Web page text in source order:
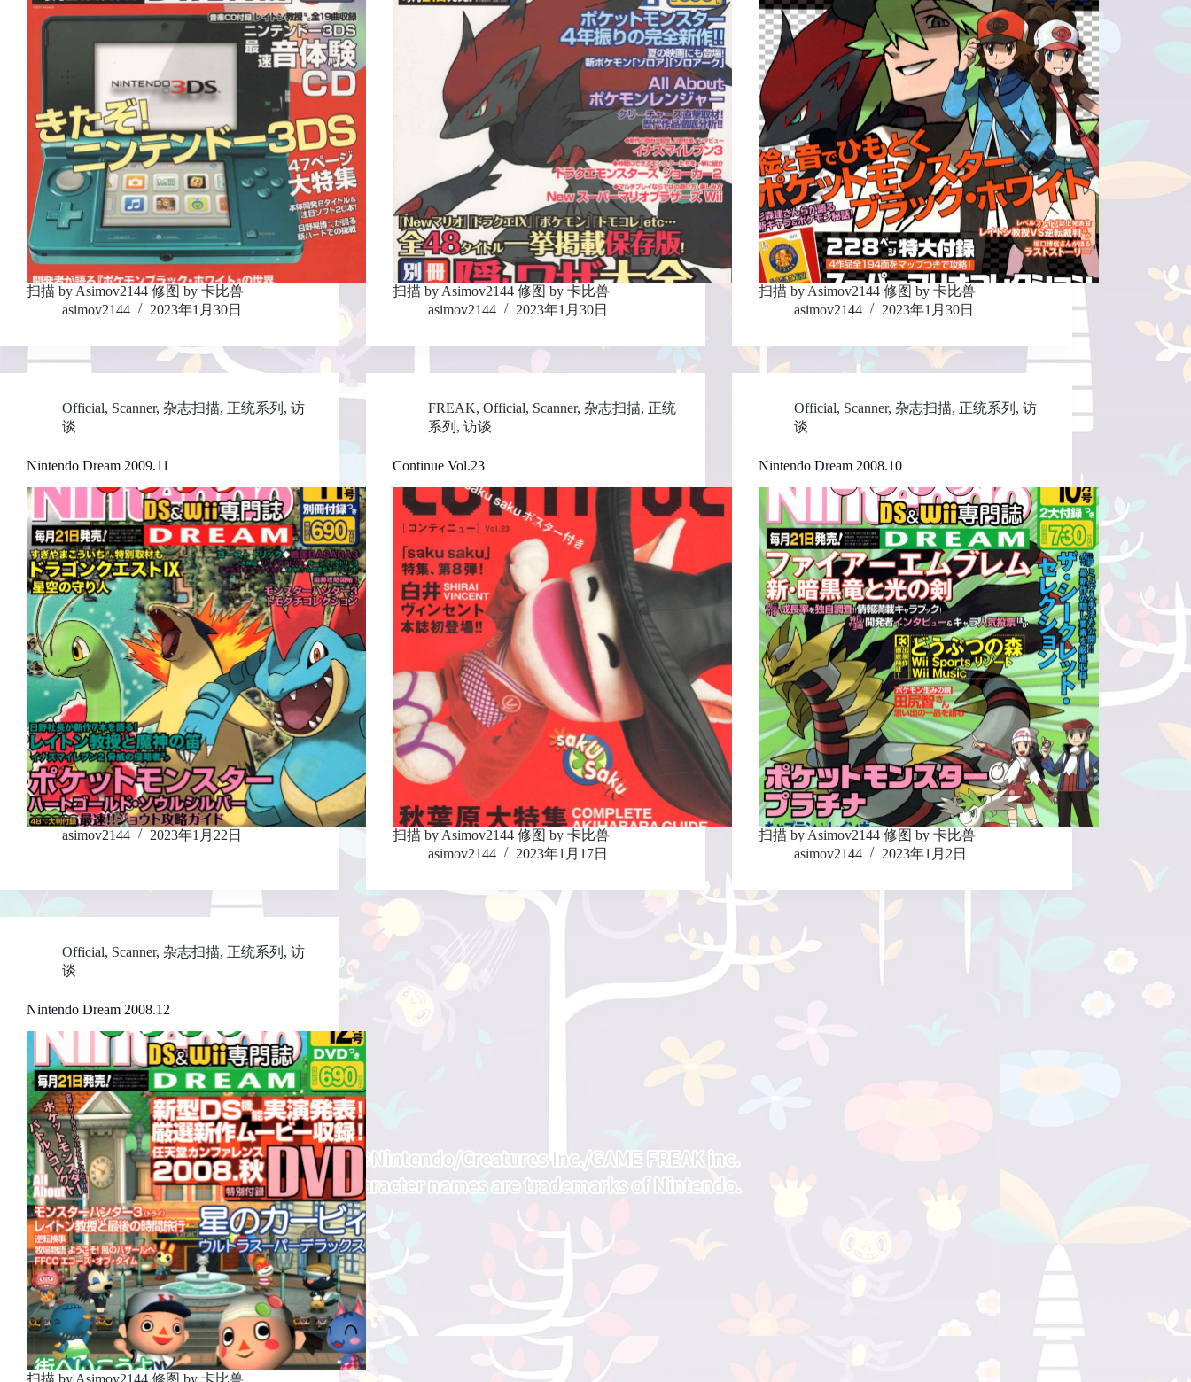
扫描 by Asimov2144 修图 by 卡比兽
asimov2144
2023年1月30日
扫描 by Asimov2144 修图 by 卡比兽
asimov2144
2023年1月30日
扫描 by Asimov2144 修图 by 卡比兽
asimov2144
2023年1月30日
Official, Scanner, 杂志扫描, 正统系列 , 访
谈
Nintendo Dream 2009.11
asimov2144 2023年1月22日
FREAK,Official, Scanner,杂志扫描, 正统
系列 ,访谈
Continue Vol.23
扫描 by Asimov2144 修图 by 卡比兽
asimov2144
2023年1月17日
Official, Scanner,杂志扫描, 正统系列 ,访
谈
Nintendo Dream 2008.10
扫描 by Asimov2144 修图 by 卡比兽
asimov2144
2023年1月2日
Official, Scanner, 杂志扫描, 正统系列 , 访
谈
Nintendo Dream 2008.12
扫描 by Asimov2144 修图 by 卡比兽